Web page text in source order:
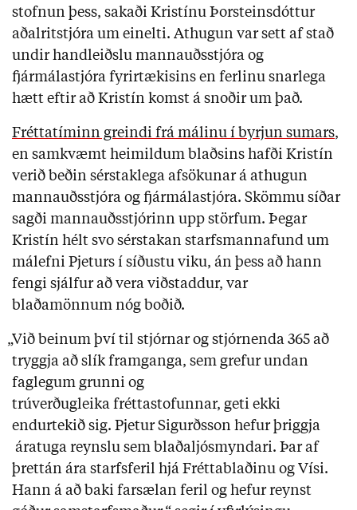
stofnun þess, sakaði Kristínu Þorsteinsdóttur
aðalritstjóra um einelti. Athugun var sett af stað
undir handleiðslu mannauðsstjóra og
fjármálastjóra fyrirtækisins en ferlinu snarlega
hætt eftir að Kristín komst á snoðir um það.
Fréttatíminn greindi frá málinu í byrjun sumars,
en samkvæmt heimildum blaðsins hafði Kristín
verið beðin sérstaklega afsökunar á athugun
mannauðsstjóra og fjármálastjóra. Skömmu síðar
sagði mannauðsstjórinn upp störfum. Þegar
Kristín hélt svo sérstakan starfsmannafund um
málefni Pjeturs í síðustu viku, án þess að hann
fengi sjálfur að vera viðstaddur, var
blaðamönnum nóg boðið.
„Við beinum því til stjórnar og stjórnenda 365 að
tryggja að slík framganga, sem grefur undan
faglegum grunni og
trúverðugleika fréttastofunnar, geti ekki
endurtekið sig. Pjetur Sigurðsson hefur þriggja
áratuga reynslu sem blaðaljósmyndari. Þar af
þrettán ára starfsferil hjá Fréttablaðinu og Vísi.
Hann á að baki farsælan feril og hefur reynst